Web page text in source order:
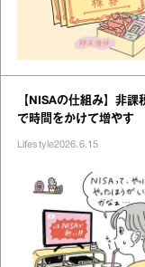
【NISAの仕組み】非課
で時間をかけて増やす
Lifestyle2026.6.15